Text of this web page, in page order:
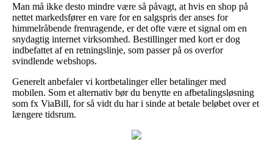
Man må ikke desto mindre være så påvagt, at hvis en shop på
nettet markedsfører en vare for en salgspris der anses for
himmelråbende fremragende, er det ofte være et signal om en
snydagtig internet virksomhed. Bestillinger med kort er dog
indbefattet af en retningslinje, som passer på os overfor
svindlende webshops.
Generelt anbefaler vi kortbetalinger eller betalinger med
mobilen. Som et alternativ bør du benytte en afbetalingsløsning
som fx ViaBill, for så vidt du har i sinde at betale beløbet over et
længere tidsrum.